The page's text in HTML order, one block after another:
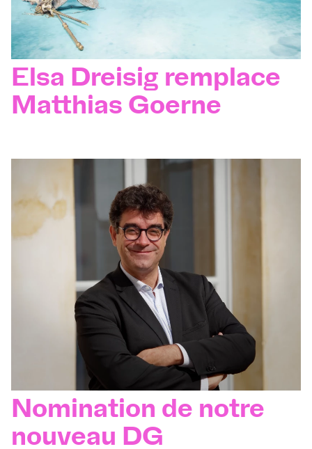
Elsa Dreisig remplace
Matthias Goerne
Nomination de notre
nouveau DG